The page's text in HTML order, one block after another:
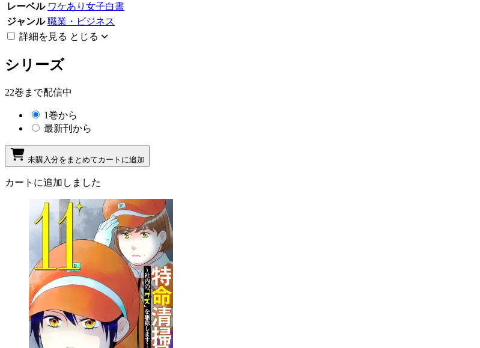
レーベル ワケあり女子白書
ジャンル 職業・ビジネス
詳細を見る とじる
シリーズ
22巻まで配信中
1巻から
最新刊から
未購入分をまとめてカートに追加
カートに追加しました